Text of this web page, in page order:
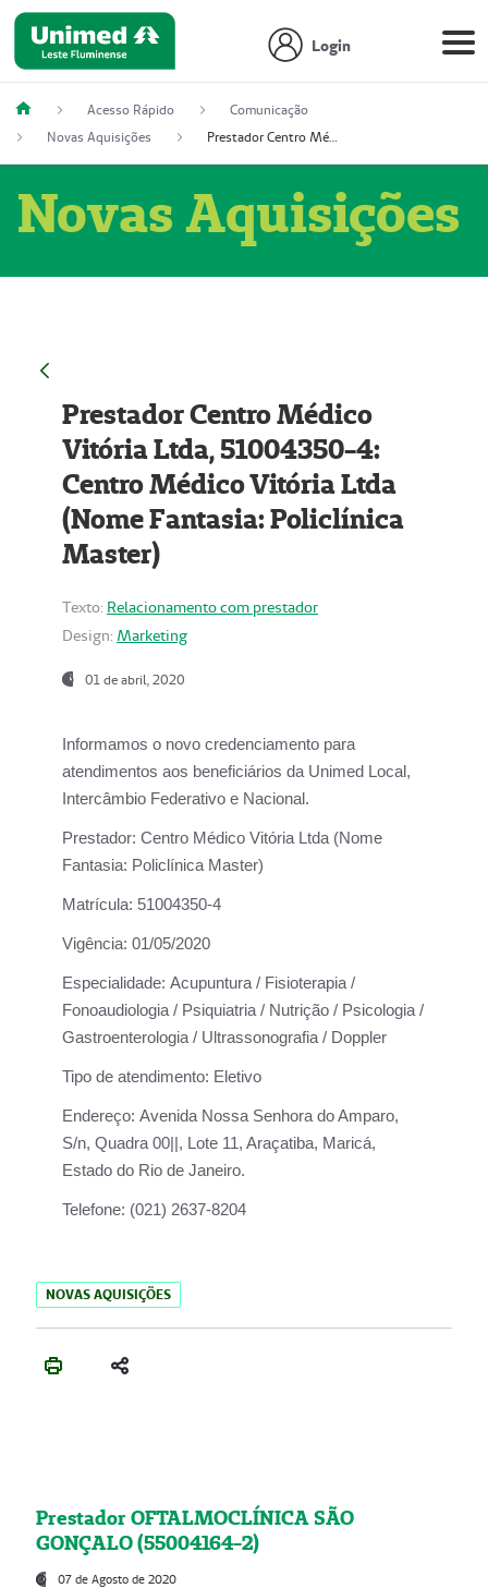
Login
Acesso Rápido
Comunicação
Novas Aquisições
Prestador Centro Médico Vitória Ltda, 51004350-4: Centro Médico Vitória Ltda (Nome Fantasia: Policlínica Master)
Novas Aquisições
Prestador Centro Médico
Vitória Ltda, 51004350-4:
Centro Médico Vitória Ltda
(Nome Fantasia: Policlínica
Master)
Texto: Relacionamento com prestador
Design: Marketing
01 de abril, 2020
Informamos o novo credenciamento para
atendimentos aos beneficiários da Unimed Local,
Intercâmbio Federativo e Nacional.
Prestador: Centro Médico Vitória Ltda (Nome
Fantasia: Policlínica Master)
Matrícula: 51004350-4
Vigência: 01/05/2020
Especialidade: Acupuntura / Fisioterapia /
Fonoaudiologia / Psiquiatria / Nutrição / Psicologia /
Gastroenterologia / Ultrassonografia / Doppler
Tipo de atendimento: Eletivo
Endereço: Avenida Nossa Senhora do Amparo,
S/n, Quadra 00||, Lote 11, Araçatiba, Maricá,
Estado do Rio de Janeiro.
Telefone: (021) 2637-8204
NOVAS AQUISIÇÕES
Prestador OFTALMOCLÍNICA SÃO
GONÇALO (55004164-2)
07 de Agosto de 2020